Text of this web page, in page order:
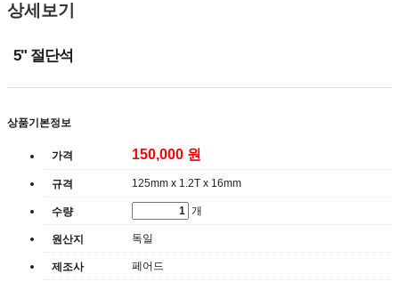
상세보기
5" 절단석
상품기본정보
가격 150,000 원
규격 125mm x 1.2T x 16mm
수량 개
원산지 독일
제조사 페어드